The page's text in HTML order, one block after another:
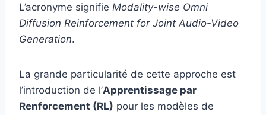
L’acronyme signifie Modality-wise Omni
Diffusion Reinforcement for Joint Audio-Video
Generation.
La grande particularité de cette approche est
l’introduction de l’Apprentissage par
Renforcement (RL) pour les modèles de